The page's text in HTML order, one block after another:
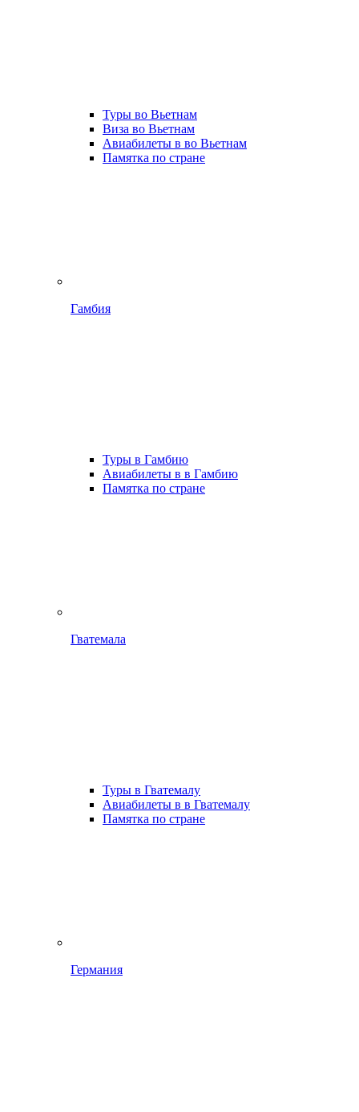
Туры во Вьетнам
Виза во Вьетнам
Авиабилеты в во Вьетнам
Памятка по стране
Гамбия
Туры в Гамбию
Авиабилеты в в Гамбию
Памятка по стране
Гватемала
Туры в Гватемалу
Авиабилеты в в Гватемалу
Памятка по стране
Германия